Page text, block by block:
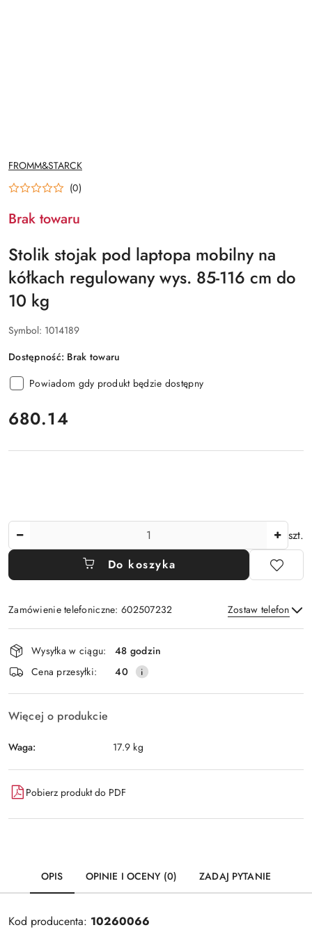
NAZWA
PRODUCENTA:
FROMM&STARCK
(0)
Brak towaru
Stolik stojak pod laptopa mobilny na
kółkach regulowany wys. 85-116 cm do
10 kg
Symbol: 1014189
Dostępność: Brak towaru
Powiadom gdy produkt będzie dostępny
cena:
680.14
szt.
Do koszyka
Zamówienie telefoniczne: 602507232 Zostaw telefon
Wyślij
Dostępność
i
dostawa
Wysyłka w ciągu:
48 godzin
Cena przesyłki:
40
Więcej o produkcie
Waga: 17.9 kg
Pobierz produkt do PDF
OPIS OPINIE I OCENY (0) ZADAJ PYTANIE
Kod producenta: 10260066